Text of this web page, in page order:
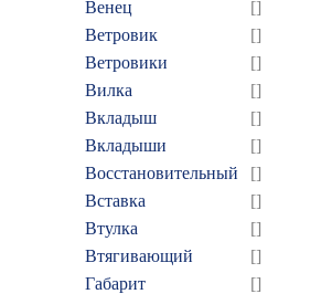
Венец
[]
Ветровик
[]
Ветровики
[]
Вилка
[]
Вкладыш
[]
Вкладыши
[]
Восстановительный
[]
Вставка
[]
Втулка
[]
Втягивающий
[]
Габарит
[]